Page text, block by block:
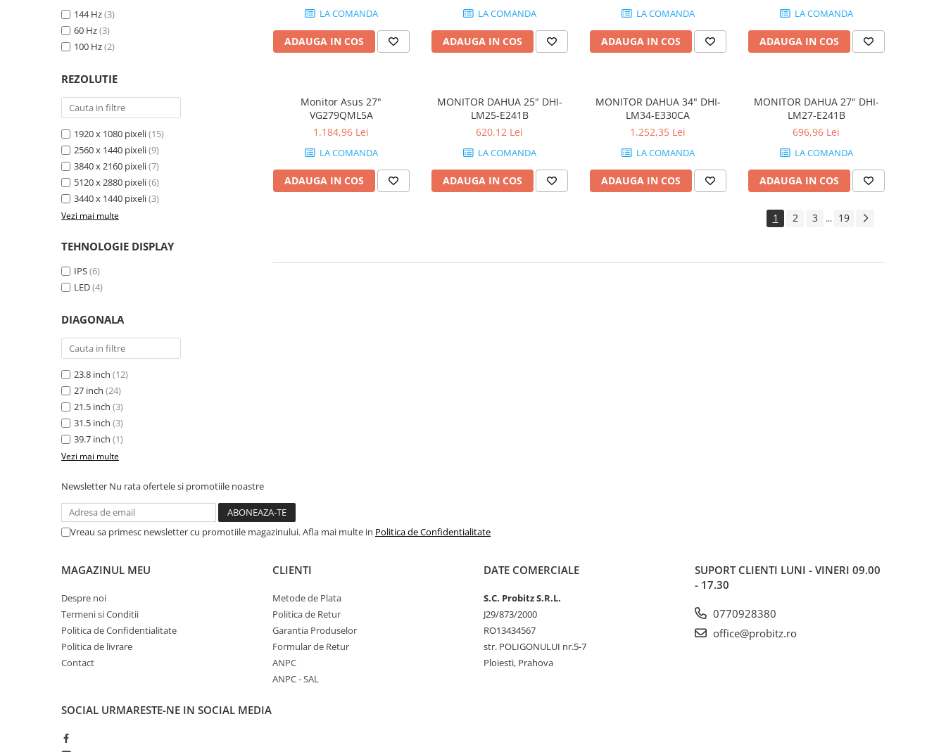
Placi de baza REFURBISHED
Procesoare
PC All-in-One
Calculatoare All-in-One NOI
All-in-One REFURBISHED
Calculatoare All-in-One RENEW
Componente All-in-One
Monitoare NOI
Monitoare Refurbished
Accesorii server
Cabinete metalice
Memorii RAM Server
Procesoare server
Sisteme server
Stabilizatoare de tensiune
Periferice PC
Hard Disk-uri & SSD-uri externe
Statii GRAFICE
Statii GRAFICE NOI
Statii GRAFICE Refurbished
Accesorii Printing
Cartuse cerneala
144 Hz(3)
60 Hz(3)
100 Hz(2)
REZOLUTIE
1920 x 1080 pixeli(15)
2560 x 1440 pixeli(9)
3840 x 2160 pixeli(7)
5120 x 2880 pixeli(6)
3440 x 1440 pixeli(3)
Vezi mai multe
TEHNOLOGIE DISPLAY
IPS(6)
LED(4)
DIAGONALA
23.8 inch (12)
27 inch (24)
21.5 inch (3)
31.5 inch (3)
39.7 inch (1)
Vezi mai multe
LA COMANDA
ADAUGA IN COS
LA COMANDA
ADAUGA IN COS
LA COMANDA
ADAUGA IN COS
LA COMANDA
ADAUGA IN COS
Monitor Asus 27"
VG279QML5A
1.184,96 Lei
LA COMANDA
ADAUGA IN COS
MONITOR DAHUA 25" DHI-
LM25-E241B
620,12 Lei
LA COMANDA
ADAUGA IN COS
MONITOR DAHUA 34" DHI-
LM34-E330CA
1.252,35 Lei
LA COMANDA
ADAUGA IN COS
MONITOR DAHUA 27" DHI-
LM27-E241B
696,96 Lei
LA COMANDA
ADAUGA IN COS
1 2 3 ... 19
Newsletter Nu rata ofertele si promotiile noastre
Vreau sa primesc newsletter cu promotiile magazinului. Afla mai multe in Politica de Confidentialitate
MAGAZINUL MEU
Despre noi
Termeni si Conditii
Politica de Confidentialitate
Politica de livrare
Contact
CLIENTI
Metode de Plata
Politica de Retur
Garantia Produselor
Formular de Retur
ANPC
ANPC - SAL
DATE COMERCIALE
S.C. Probitz S.R.L.
J29/873/2000
RO13434567
str. POLIGONULUI nr.5-7
Ploiesti, Prahova
SUPORT CLIENTI LUNI - VINERI 09.00
- 17.30
0770928380
office@probitz.ro
SOCIAL URMARESTE-NE IN SOCIAL MEDIA